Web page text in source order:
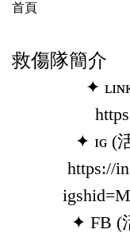
首頁
救傷隊簡介
✦
✦ ɪɢ (
https://
✦ FB (